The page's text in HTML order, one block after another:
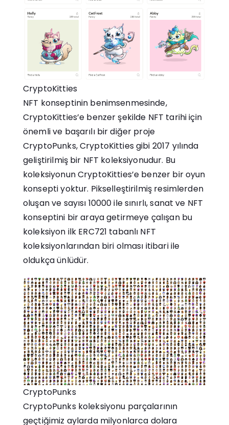
CryptoKitties
NFT konseptinin benimsenmesinde,
CryptoKitties’e benzer şekilde NFT tarihi için
önemli ve başarılı bir diğer proje
CryptoPunks, CryptoKitties gibi 2017 yılında
geliştirilmiş bir NFT koleksiyonudur. Bu
koleksiyonun CryptoKitties’e benzer bir oyun
konsepti yoktur. Pikselleştirilmiş resimlerden
oluşan ve sayısı 10000 ile sınırlı, sanat ve NFT
konseptini bir araya getirmeye çalışan bu
koleksiyon ilk ERC721 tabanlı NFT
koleksiyonlarından biri olması itibari ile
oldukça ünlüdür.
CryptoPunks
CryptoPunks koleksiyonu parçalarının
geçtiğimiz aylarda milyonlarca dolara